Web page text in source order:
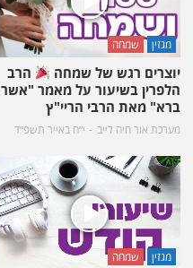
מגזין שמחה
יוצרים רגש של שמחה
הרב
הלפרין בשיעור על מאמר "אשר
ברא" מאת הרבי הריי"ץ
מערכת אור חיה לייב י״ח באייר תשפ״ד
מגזין שמחה